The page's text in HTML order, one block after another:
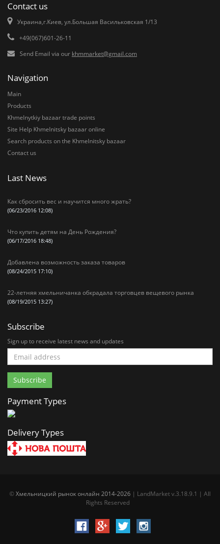
Contact us
Украина,г.Киев, ул.Большая Васильковская 1/13
+49(067)601-26-11
Send Email via our khmmarket@gmail.com
Navigation
Main
Products
Khmelnytkiy bazaar trade points
Site Help Khmelnitsky bazaar online
Search products on the Khmelnitsky bazaar
Contact us
Last News
Как сбросить вес и научится много жрать?
(06/23/2016 12:08)
Что купить детям на День Рождения?
(06/17/2016 18:48)
Добавлена возможность заказа товаров
(08/24/2015 17:10)
22-летняя хмельничанка обкрадала торговцев вещевого рынка
(08/19/2015 13:27)
Subscribe
Sign up to receive latest news and updates
Payment Types
Delivery Types
©Хмельницкий рынок онлайн 2014-2026 | LandMarket v.3.18.9.1 | All
Rights Reserved